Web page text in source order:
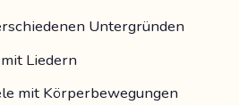
Untergründen
Liedern
mit Körperbewegungen